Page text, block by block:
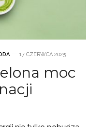
17 CZERWCA 2025
moc